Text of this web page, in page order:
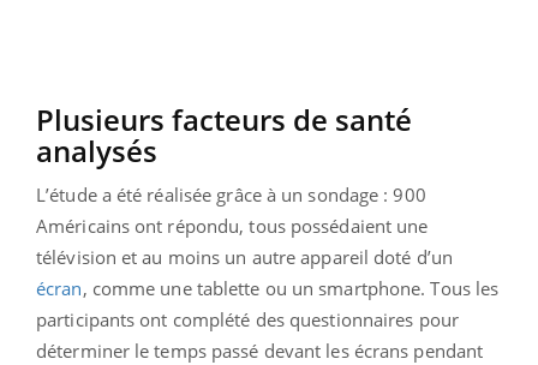
Plusieurs facteurs de santé
analysés
L’étude a été réalisée grâce à un sondage : 900
Américains ont répondu, tous possédaient une
télévision et au moins un autre appareil doté d’un
écran, comme une tablette ou un smartphone. Tous les
participants ont complété des questionnaires pour
déterminer le temps passé devant les écrans pendant